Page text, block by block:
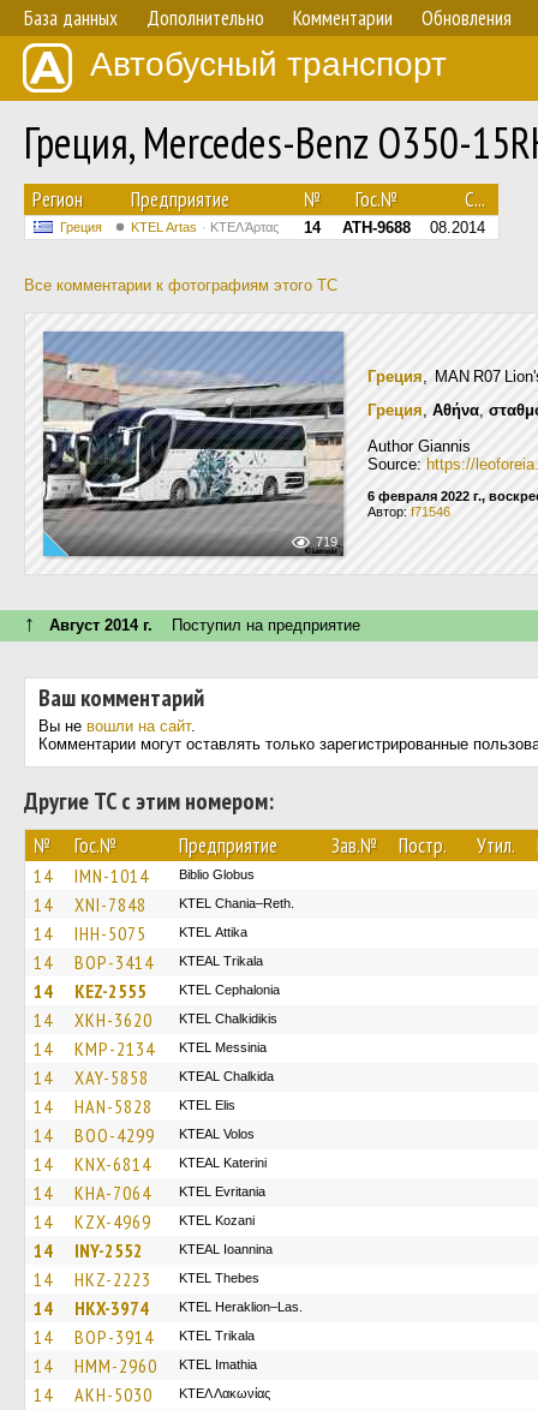
База данных Дополнительно Комментарии Обновления
Автобусный транспорт
Греция, Mercedes-Benz O350-
Регион Предприятие № Гос.№ С...
Греция KTEL Artas ΚΤΕΛ Άρτας 14 ATH-9688 08.2014
Все комментарии к фотографиям этого ТС
719
Греция, MAN R07
Греция, Αθήνα,
Author Giannis
Source: https://
6 февраля 2022 г.,
Автор: f71546
↑ Август 2014 г. Поступил на предприятие
Ваш комментарий
Вы не вошли на сайт.
Комментарии могут оставлять только зарегистрированные
Другие ТС с этим номером:
№ Гос.№ Предприятие Зав.№ Постр. Утил.
14 IMN-1014 Biblio Globus
14 XNI-7848 KTEL Chania–Reth.
14 IHH-5075 KΤΕL Αttika
14 BOP-3414 KTEAL Trikala
14 KEZ-2555 KTEL Cephalonia
14 XKH-3620 ΚΤΕL Chalkidikis
14 KMP-2134 KTEL Messinia
14 XAY-5858 KTEAL Chalkida
14 HAN-5828 KTEL Elis
14 BOO-4299 KTEAL Volos
14 KNX-6814 KTEAL Katerini
14 KHA-7064 ΚΤΕL Evritania
14 KZX-4969 ΚΤΕL Kozani
14 INY-2552 KTEAL Ioannina
14 HKZ-2223 KTEL Thebes
14 HKX-3974 KTEL Heraklion–Las.
14 BOP-3914 ΚΤΕL Τrikala
14 HMM-2960 KTEL Imathia
14 AKH-5030 ΚΤΕΛ Λακωνίας